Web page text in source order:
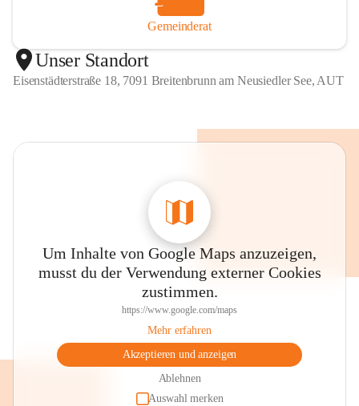
Gemeinderat
Unser Standort
Eisenstädterstraße 18, 7091 Breitenbrunn am Neusiedler See, AUT
Um Inhalte von Google Maps anzuzeigen,
musst du der Verwendung externer Cookies
zustimmen.
https://www.google.com/maps
Mehr erfahren
Akzeptieren und anzeigen
Ablehnen
Auswahl merken